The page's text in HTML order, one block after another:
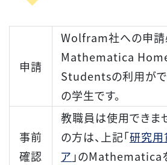
申請
Wolfram社への申
Mathematica
Studentsの利用がで
の学生です。
事前
確認
教職員は使用できま
の方は、上記「研究用
ア 」のMathematica